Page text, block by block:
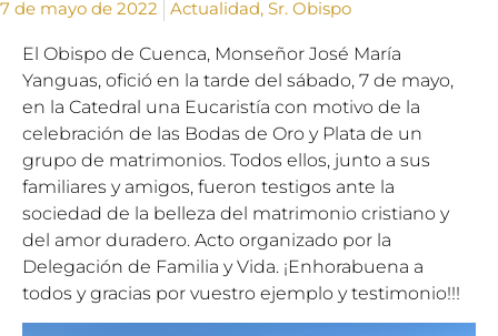
7 de mayo de 2022 Actualidad, Sr. Obispo
El Obispo de Cuenca, Monseñor José María
Yanguas, ofició en la tarde del sábado, 7 de mayo,
en la Catedral una Eucaristía con motivo de la
celebración de las Bodas de Oro y Plata de un
grupo de matrimonios. Todos ellos, junto a sus
familiares y amigos, fueron testigos ante la
sociedad de la belleza del matrimonio cristiano y
del amor duradero. Acto organizado por la
Delegación de Familia y Vida. ¡Enhorabuena a
todos y gracias por vuestro ejemplo y testimonio!!!